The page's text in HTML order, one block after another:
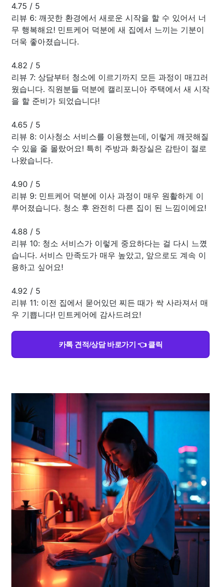
4.75 / 5
리뷰 6: 깨끗한 환경에서 새로운 시작을 할 수 있어서 너
무 행복해요! 민트케어 덕분에 새 집에서 느끼는 기분이
더욱 좋아졌습니다.
4.82 / 5
리뷰 7: 상담부터 청소에 이르기까지 모든 과정이 매끄러
웠습니다. 직원분들 덕분에 캘리포니아 주택에서 새 시작
을 할 준비가 되었습니다!
4.65 / 5
리뷰 8: 이사청소 서비스를 이용했는데, 이렇게 깨끗해질
수 있을 줄 몰랐어요! 특히 주방과 화장실은 감탄이 절로
나왔습니다.
4.90 / 5
리뷰 9: 민트케어 덕분에 이사 과정이 매우 원활하게 이
루어졌습니다. 청소 후 완전히 다른 집이 된 느낌이에요!
4.88 / 5
리뷰 10: 청소 서비스가 이렇게 중요하다는 걸 다시 느꼈
습니다. 서비스 만족도가 매우 높았고, 앞으로도 계속 이
용하고 싶어요!
4.92 / 5
리뷰 11: 이전 집에서 묻어있던 찌든 때가 싹 사라져서 매
우 기쁩니다! 민트케어에 감사드려요!
카톡 견적/상담 바로가기 👈 클릭